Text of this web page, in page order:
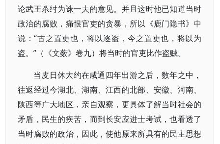
论武王杀纣为诛一夫的意见。并且这时他已知道当时
政治的腐败，痛恨官吏的贪暴，所以《鹿门隐书》中
说：“古之置吏也，将以逐盗，今之置吏也，将以为
盗。”（《文薮》卷九）将当时的官吏比作盗贼。
当皮日休大约在咸通四年出游之后，数年之中，
往返经过今湖北、湖南、江西的北部、安徽、河南、
陕西等广大地区，亲自观察，更具体了解当时社会的
矛盾，民生的疾苦，而到长安应进士考试，也看透了
当时腐败的政治，因此，使他原来所具有的民主思想